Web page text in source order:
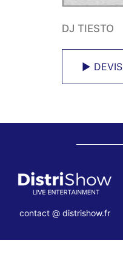
DJ TIESTO
► DEVIS
contact @ distrishow.fr